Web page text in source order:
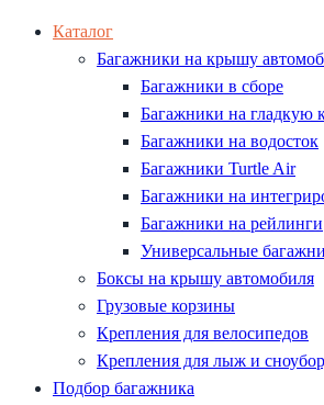
Каталог
Багажники на крышу
Багажники в сборе
Багажники на гладкую
Багажники на водосток
Багажники Turtle Air
Багажники на
Багажники на рейлинги
Универсальные
Боксы на крышу автомобиля
Грузовые корзины
Крепления для велосипедов
Крепления для лыж и
Подбор багажника